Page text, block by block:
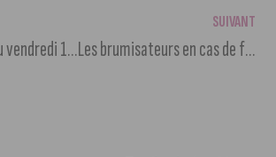
L’info du matin du vendredi 10 juin 2022
SUIVANT
Les brumisateurs en cas de forte chaleur